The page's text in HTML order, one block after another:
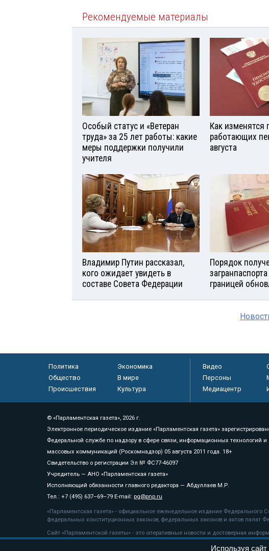
Рекомендуемые материалы
Особый статус и «Ветеран
труда» за 25 лет работы: какие
меры поддержки получили
учителя
Как изменятся
работающих
августа
Владимир Путин рассказал,
кого ожидает увидеть в
составе Совета Федерации
Порядок
границей
Политика
Экономика
Общество
В мире
Происшествия
Культура
Видео
Персоны
Медиацентр
© «Парламентская газета», 2026 г.
Электронное периодическое издание «Парламентская газета»
Федеральной службе по надзору в сфере связи, информационных технологий и
массовых коммуникаций (Роскомнадзор) 05 августа 2011 года. 18+
Свидетельство о регистрации Эл № ФС77-46097
Учредитель — АНО «Парламентская газета»
Исполняющий обязанности главного редактора — Абдуллаев М.Р.
Тел.: +7 (495) 637–69–79 E-mail: pg@pnp.ru
«Парламентская газета» - официальное еженедельное издание
федеральных конституционных законов, федеральных законов и актов палат
Сайт «Парламентской газеты» - это оперативные новости и достоверная
«Парламентской газеты» активная ссылка на pnp.ru обязательна.
Используя